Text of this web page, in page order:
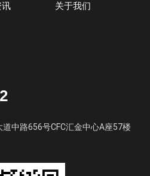
讯
关于我们
中路656号CFC汇金中心A座57楼